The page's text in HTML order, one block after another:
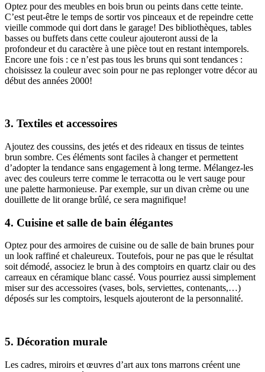
Optez pour des meubles en bois brun ou peints dans cette teinte.
C’est peut-être le temps de sortir vos pinceaux et de repeindre cette
vieille commode qui dort dans le garage! Des bibliothèques, tables
basses ou buffets dans cette couleur ajouteront aussi de la
profondeur et du caractère à une pièce tout en restant intemporels.
Encore une fois : ce n’est pas tous les bruns qui sont tendances :
choisissez la couleur avec soin pour ne pas replonger votre décor au
début des années 2000!
3. Textiles et accessoires
Ajoutez des coussins, des jetés et des rideaux en tissus de teintes
brun sombre. Ces éléments sont faciles à changer et permettent
d’adopter la tendance sans engagement à long terme. Mélangez-les
avec des couleurs terre comme le terracotta ou le vert sauge pour
une palette harmonieuse. Par exemple, sur un divan crème ou une
douillette de lit orange brûlé, ce sera magnifique!
4. Cuisine et salle de bain élégantes
Optez pour des armoires de cuisine ou de salle de bain brunes pour
un look raffiné et chaleureux. Toutefois, pour ne pas que le résultat
soit démodé, associez le brun à des comptoirs en quartz clair ou des
carreaux en céramique blanc cassé. Vous pourriez aussi simplement
miser sur des accessoires (vases, bols, serviettes, contenants,…)
déposés sur les comptoirs, lesquels ajouteront de la personnalité.
5. Décoration murale
Les cadres, miroirs et œuvres d’art aux tons marrons créent une